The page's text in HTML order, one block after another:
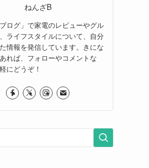
ねんざB
ブログ」で家電のレビューやグル
ライフスタイルについて、自分
情報を発信しています。きにな
れば、フォローやコメントな
にどうぞ！